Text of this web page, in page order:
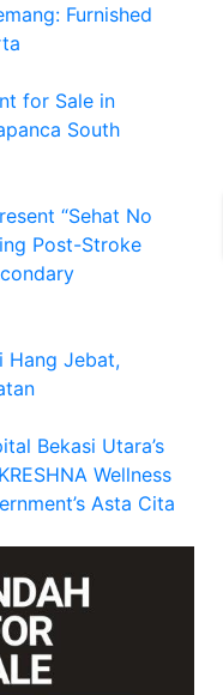
Furnished
for Sale in
South
“Sehat No
Post-Stroke
Hang Jebat,
Bekasi Utara’s
Wellness
Asta Cita